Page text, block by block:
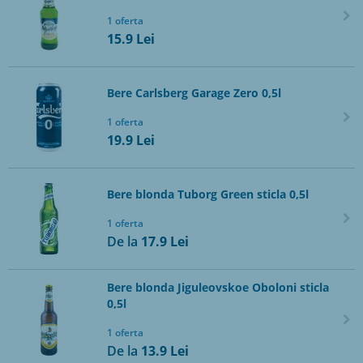
1 oferta
15.9 Lei
Bere Carlsberg Garage Zero 0,5l
1 oferta
19.9 Lei
Bere blonda Tuborg Green sticla 0,5l
1 oferta
De la 17.9 Lei
Bere blonda Jiguleovskoe Oboloni sticla
0,5l
1 oferta
De la 13.9 Lei